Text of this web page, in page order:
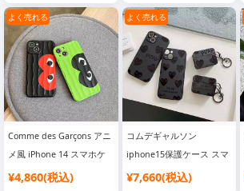
iPhone14/14 Pro/14 Plus/14 Pro Max ケース
iPhone13/13 Pro/13 mini/13 Pro Max ケース
iPhone12/12 Pro/12 mini/12 Pro Max ケース
iPhone11/11 Pro/11 Pro Max ケース iPhone X / XR /
iPhone SE / SE2 / SE3 ケース Galaxy S24 / S24 Plus /
Galaxy Sシリーズケース Galaxy Zシリーズケース
型 マグネット吸着
COMME des GARÇONS
iPhone16/16pro ケース 高
品質 男女兼用 ブランド
iphone15/14proケース メ
ッキ 耐衝撃 新作 芸能人愛
用
黒い 赤い ハート プレイ
アイホン11X8プラス携帯
カバー PLAY カップル用
よく売れる
Comme des Garçons アニ
メ風 iPhone 14 スマホケ
ース ハイブランド コムデ
¥4,860(税込)
よく売れる
コムデギャルソン
iphone15保護ケース スマ
ホケース おしゃれ
¥7,660(税込)